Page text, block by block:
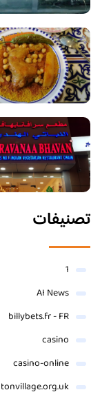
تصنيفات
1
AI News
billybets.fr - FR
casino
casino-online